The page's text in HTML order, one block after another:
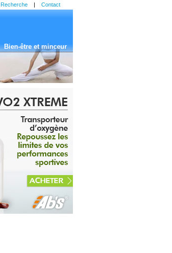
Recherche | Contact
Bien-être et minceur